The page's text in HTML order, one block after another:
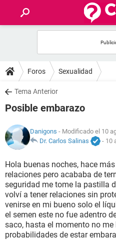
FOROS
SALUD
NUTRICIÓN
BIENESTAR
SEXUALIDAD
GLOSARIO
Foros Sexualidad
Tema Anterior
Posible embarazo
Danigons - Modificado el 10
Dr. Carlos Salinas
- 10
Hola buenas noches, hace
relaciones pero acababa de
seguridad me tome la pastilla
volví a tener relaciones sin
venirse en mi bueno solo el
el semen este no fue adentro
saco, hasta el momento no
probabilidades de estar